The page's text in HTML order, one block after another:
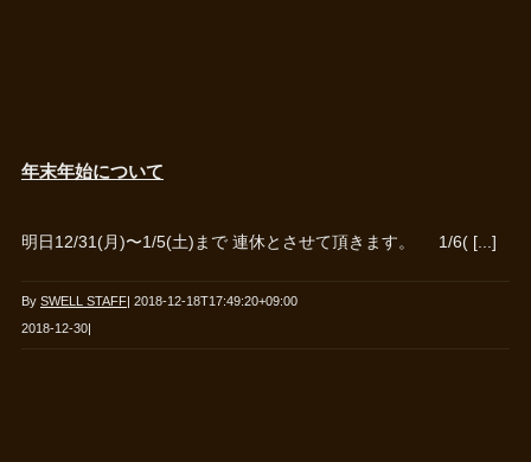
年末年始について
明日12/31(月)〜1/5(土)まで 連休とさせて頂きます。 1/6( [...]
By SWELL STAFF| 2018-12-18T17:49:20+09:00
2018-12-30|